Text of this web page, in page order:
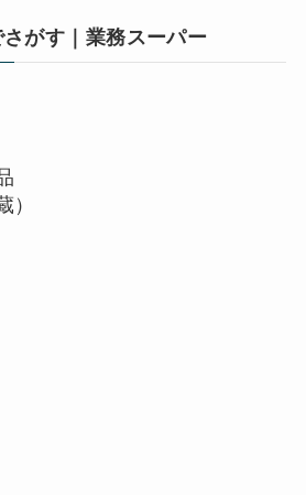
がす｜業務スーパー
）